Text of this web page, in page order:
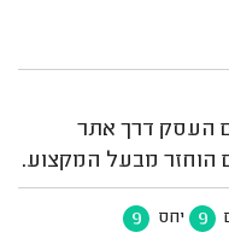
העסק דרך אתר
הוחזר מבעל המקצוע.
9 יחס 9